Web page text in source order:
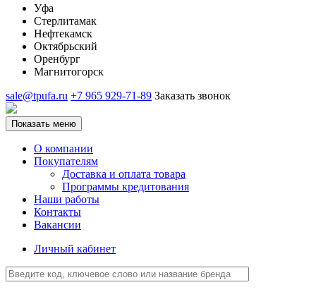
Уфа
Стерлитамак
Нефтекамск
Октябрьский
Оренбург
Магнитогорск
sale@tpufa.ru +7 965 929-71-89 Заказать звонок
Показать меню
О компании
Покупателям
Доставка и оплата товара
Программы кредитования
Наши работы
Контакты
Вакансии
Личный кабинет